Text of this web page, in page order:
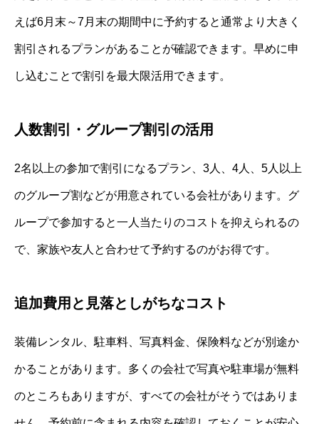
えば6月末～7月末の期間中に予約すると通常より大きく
割引されるプランがあることが確認できます。早めに申
し込むことで割引を最大限活用できます。
人数割引・グループ割引の活用
2名以上の参加で割引になるプラン、3人、4人、5人以上
のグループ割などが用意されている会社があります。グ
ループで参加すると一人当たりのコストを抑えられるの
で、家族や友人と合わせて予約するのがお得です。
追加費用と見落としがちなコスト
装備レンタル、駐車料、写真料金、保険料などが別途か
かることがあります。多くの会社で写真や駐車場が無料
のところもありますが、すべての会社がそうではありま